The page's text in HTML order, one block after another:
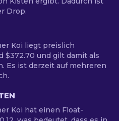
Drop.
Koi liegt preislich
$372.70 und gilt damit als
Es ist derzeit auf mehreren
Koi hat einen Float-